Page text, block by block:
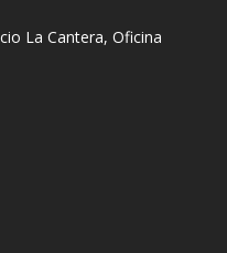
La Cantera, Oficina